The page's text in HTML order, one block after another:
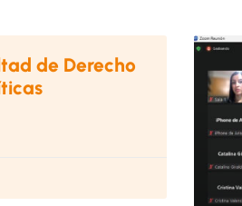
de Derecho